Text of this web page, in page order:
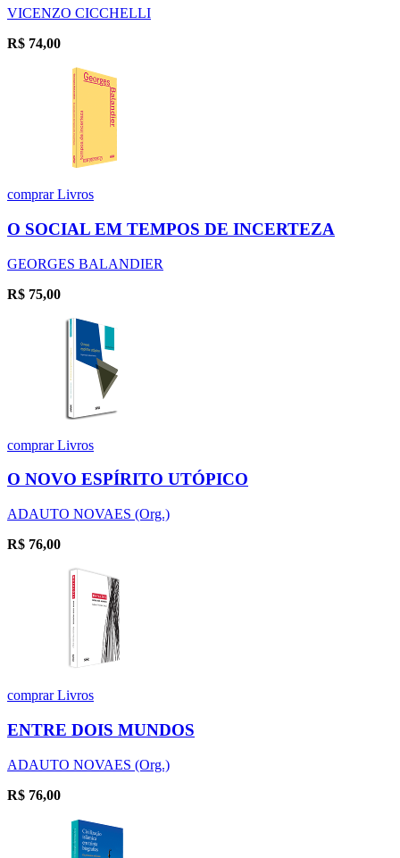
VICENZO CICCHELLI
R$ 74,00
comprarLivros
O SOCIAL EM TEMPOS DE INCERTEZA
GEORGES BALANDIER
R$ 75,00
comprarLivros
O NOVO ESPÍRITO UTÓPICO
ADAUTO NOVAES (Org.)
R$ 76,00
comprarLivros
ENTRE DOIS MUNDOS
ADAUTO NOVAES (Org.)
R$ 76,00